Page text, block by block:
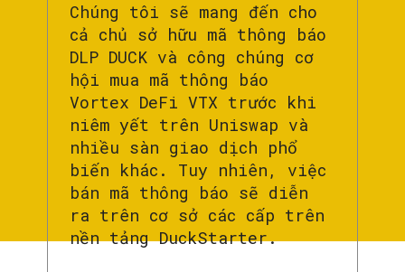
Chúng tôi sẽ mang đến cho
cả chủ sở hữu mã thông báo
DLP DUCK và công chúng cơ
hội mua mã thông báo
Vortex DeFi VTX trước khi
niêm yết trên Uniswap và
nhiều sàn giao dịch phổ
biến khác. Tuy nhiên, việc
bán mã thông báo sẽ diễn
ra trên cơ sở các cấp trên
nền tảng DuckStarter.